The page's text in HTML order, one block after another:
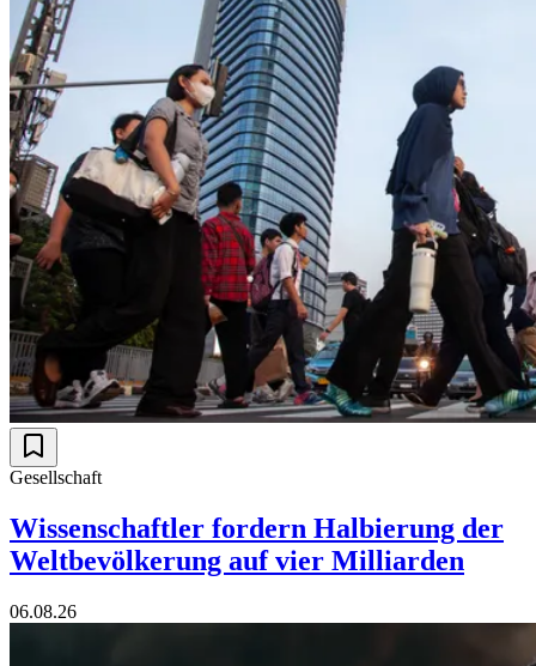
Gesellschaft
Wissenschaftler fordern Halbierung der
Weltbevölkerung auf vier Milliarden
06.08.26